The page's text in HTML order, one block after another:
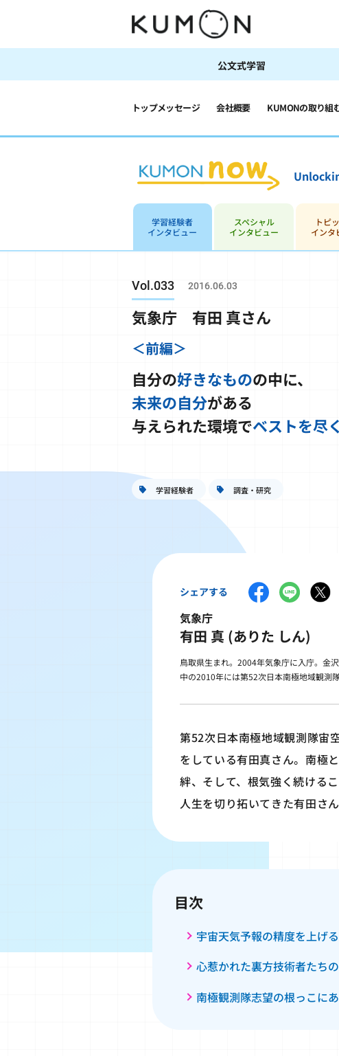
公文式学習
トップメッセージ 会社概要 KUMONの取り組
学習経験者
インタビュー
スペシャル
インタビュー
トピ
インタ
Vol.033 2016.06.03
気象庁 有田 真さん
＜前編＞
自分の好きなものの中に、
未来の自分がある
与えられた環境でベストを尽
学習経験者 調査・研究
シェアする
気象庁
有田 真 (ありた しん)
鳥取県生まれ。2004年気象庁に入庁。金
中の2010年には第52次日本南極地域観測
第52次日本南極地域観測隊宙
をしている有田真さん。南極
絆、そして、根気強く続ける
人生を切り拓いてきた有田さ
目次
宇宙天気予報の精度を上げ
心惹かれた裏方技術者たち
南極観測隊志望の根っこに